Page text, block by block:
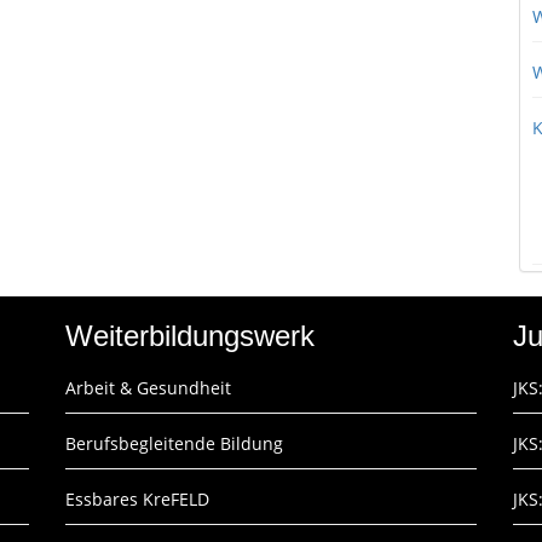
Weiterbildungswerk
Arbeit & Gesundheit
Berufsbegleitende Bildung
Essbares KreFELD